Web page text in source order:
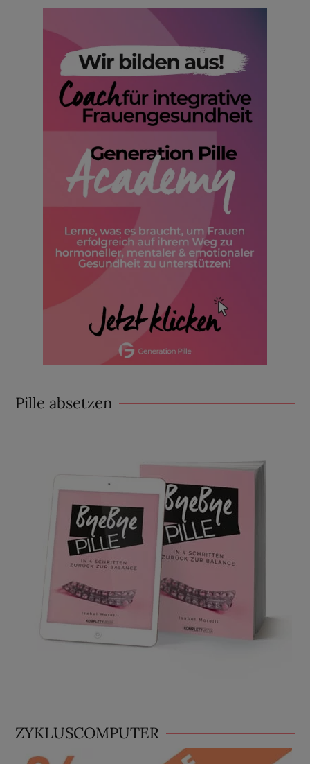
Pille absetzen
ZYKLUSCOMPUTER